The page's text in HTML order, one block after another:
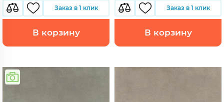
Заказ в 1 клик
В корзину
Заказ в 1 клик
В корзину